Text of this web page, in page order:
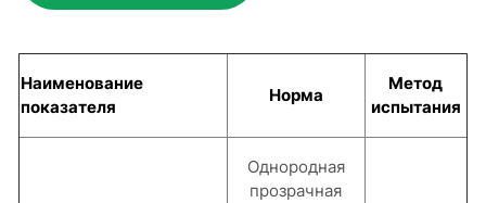
Наименование
показателя
Норма
Метод
испытания
Однородная
прозрачная